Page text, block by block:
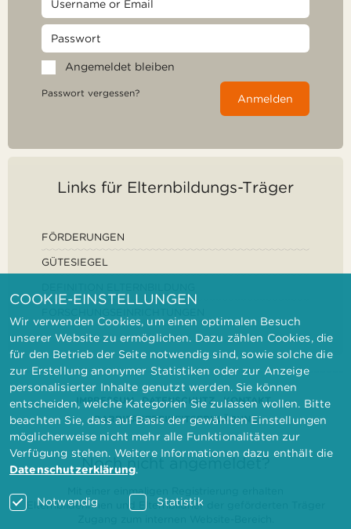
Angemeldet bleiben
Passwort vergessen? Anmelden
Links für Elternbildungs-Träger
FÖRDERUNGEN
GÜTESIEGEL
IMPRESSUM DATENSCHUTZ
KONTAKT
BARRIEREFREIHEITSERKLÄRUNG
Noch nicht angemeldet?
Mit einer einmaligen Registrierung erhalten
Elternbilderinnen und Elternbildner der geförderten Träger
COOKIE-EINSTELLUNGEN
Wir verwenden Cookies, um einen optimalen Besuch
unserer Website zu ermöglichen. Dazu zählen Cookies, die
für den Betrieb der Seite notwendig sind, sowie solche die
zur Erstellung anonymer Statistiken oder zur Anzeige
personalisierter Inhalte genutzt werden. Sie können
entscheiden, welche Kategorien Sie zulassen wollen. Bitte
beachten Sie, dass auf Basis der gewählten Einstellungen
möglicherweise nicht mehr alle Funktionalitäten zur
Verfügung stehen. Weitere Informationen dazu enthält die
Datenschutzerklärung.
Notwendig Statistik